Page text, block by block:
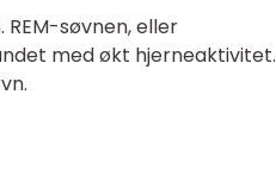
søvnen, eller
med økt hjerneaktivitet.